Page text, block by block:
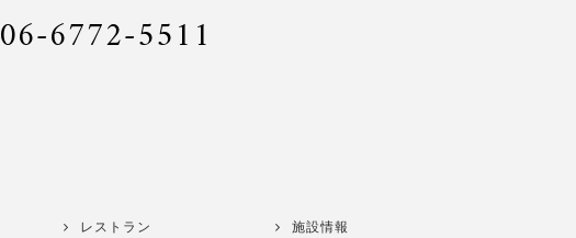
06-6772-5511
レストラン
施設情報